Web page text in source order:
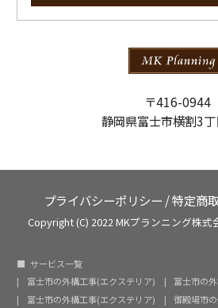
〒416-0944
静岡県富士市横割3
プライバシーポリシー /特定商
Copyright (C) 2022 MKプランニング株
サービス一覧
富士市の外構工事(エクステリア)
富士市の
富士市の外構工事(エクステリア)
御殿場市